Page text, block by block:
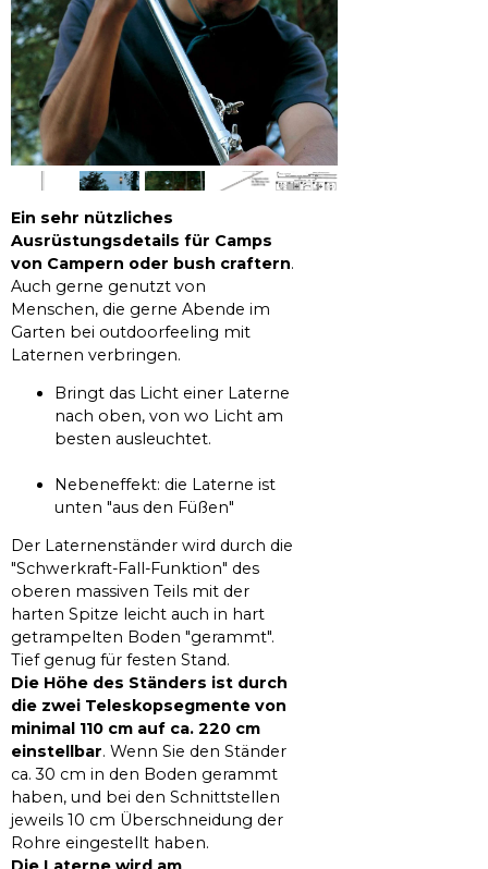
Ein sehr nützliches
Ausrüstungsdetails für Camps
von Campern oder bush craftern.
Auch gerne genutzt von
Menschen, die gerne Abende im
Garten bei outdoorfeeling mit
Laternen verbringen.
Bringt das Licht einer Laterne
nach oben, von wo Licht am
besten ausleuchtet.
Nebeneffekt: die Laterne ist
unten "aus den Füßen"
Der Laternenständer wird durch die
"Schwerkraft-Fall-Funktion" des
oberen massiven Teils mit der
harten Spitze leicht auch in hart
getrampelten Boden "gerammt".
Tief genug für festen Stand.
Die Höhe des Ständers ist durch
die zwei Teleskopsegmente von
minimal 110 cm auf ca. 220 cm
einstellbar. Wenn Sie den Ständer
ca. 30 cm in den Boden gerammt
haben, und bei den Schnittstellen
jeweils 10 cm Überschneidung der
Rohre eingestellt haben.